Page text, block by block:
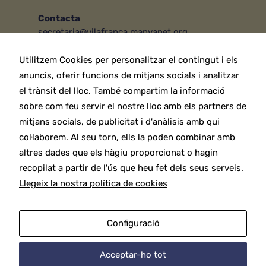
Contacta
secretaria@vilafranca.manyanet.org
Infantil:618 755 890
Canal de denúncies
Entitats
Residència Manyanet
Manyanet solidari
Legal
Avís legal
Copyright © 2026 Col·legi Sant Ramon de Penyafort.
Utilitzem Cookies per personalitzar el contingut i els
anuncis, oferir funcions de mitjans socials i analitzar
el trànsit del lloc. També compartim la informació
sobre com feu servir el nostre lloc amb els partners de
mitjans socials, de publicitat i d'anàlisis amb qui
col·laborem. Al seu torn, ells la poden combinar amb
altres dades que els hàgiu proporcionat o hagin
recopilat a partir de l'ús que heu fet dels seus serveis.
Llegeix la nostra política de cookies
Configuració
Acceptar-ho tot
Aquestes
cookies no
són
opcionals.
Són
necessaris
perquè el
lloc web
Estadístiques
millorem la